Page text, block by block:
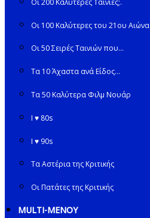
Οι 100 Καλύτερες του 21ου Αιώνα
Οι 50 Σειρές Ταινιών που…
Τα 10 Άχαστα ανά Είδος…
Τα 50 Καλύτερα Φιλμ Νουάρ
I ♥ 80s
I ♥ 90s
Τα Αστέρια της Κριτικής
Οι Πατάτες της Κριτικής
MULTI-ΜΕΝΟΥ